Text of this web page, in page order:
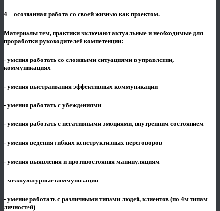
4 – осознанная работа со своей жизнью как проектом.
Материалы тем, практики включают актуальные и необходимые для
проработки руководителей компетенции:
- умения работать со сложными ситуациями в управлении,
коммуникациях
- умения выстраивания эффективных коммуникации
- умения работать с убеждениями
- умения работать с негативными эмоциями, внутренним состоянием
- умения ведения гибких конструктивных переговоров
- умения выявления и противостояния манипуляциям
- межкультурные коммуникации
- умение работать с различными типами людей, клиентов (по 4м типам
личностей)